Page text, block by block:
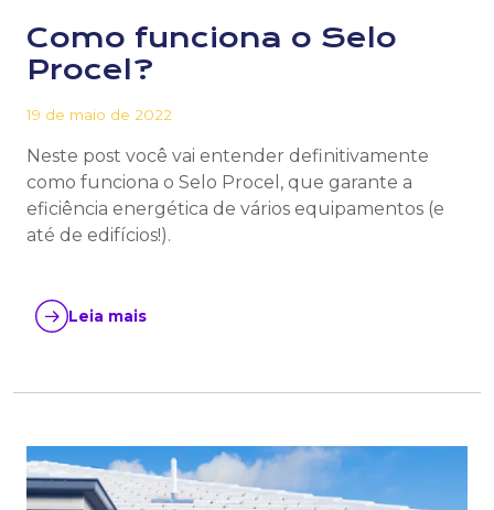
Como funciona o Selo
Procel?
19 de maio de 2022
Neste post você vai entender definitivamente
como funciona o Selo Procel, que garante a
eficiência energética de vários equipamentos (e
até de edifícios!).
Leia mais